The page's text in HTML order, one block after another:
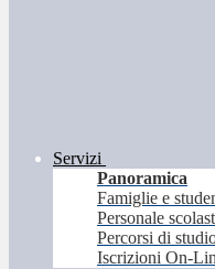
Servizi
Panoramica
Famiglie e
Personale
Percorsi di
Iscrizioni On-